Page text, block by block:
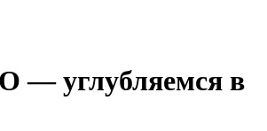
— углубляемся в